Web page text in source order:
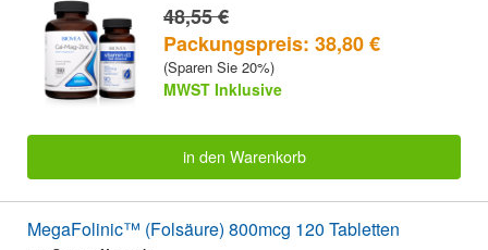
48,55 €
Packungspreis: 38,80 €
(Sparen Sie 20%)
MWST Inklusive
in den Warenkorb
MegaFolinic™ (Folsäure) 800mcg 120 Tabletten